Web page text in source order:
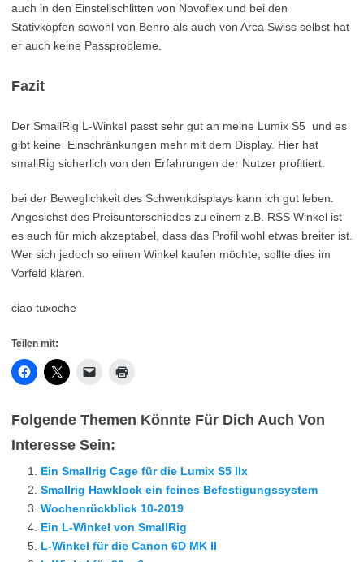
auch in den Einstellschlitten von Novoflex und bei den
Stativköpfen sowohl von Benro als auch von Arca Swiss selbst hat
er auch keine Passprobleme.
Fazit
Der SmallRig L-Winkel passt sehr gut an meine Lumix S5 und es
gibt keine Einschränkungen mehr mit dem Display. Hier hat
smallRig sicherlich von den Erfahrungen der Nutzer profitiert.
bei der Beweglichkeit des Schwenkdisplays kann ich gut leben.
Angesichst des Preisunterschiedes zu einem z.B. RSS Winkel ist
es auch für mich akzeptabel, dass das Profil wohl etwas breiter ist.
Wer sich jedoch so einen Winkel kaufen möchte, sollte dies im
Vorfeld klären.
ciao tuxoche
Teilen mit:
Folgende Themen Könnte Für Dich Auch Von
Interesse Sein:
Ein Smallrig Cage für die Lumix S5 IIx
Smallrig Hawklock ein feines Befestigungssystem
Wochenrückblick 10-2019
Ein L-Winkel von SmallRig
L-Winkel für die Canon 6D MK II